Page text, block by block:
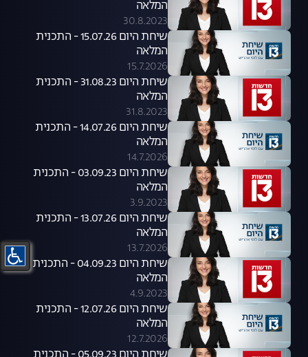
המלאה
30.8.2023
שיחת היום 15.07.26 - התכנית
המלאה
15.7.2026
שיחת היום 31.08.23 - התכנית
המלאה
31.8.2023
שיחת היום 14.07.26 - התכנית
המלאה
14.7.2026
שיחת היום 03.09.23 - התכנית
המלאה
3.9.2023
שיחת היום 13.07.26 - התכנית
המלאה
13.7.2026
שיחת היום 04.09.23 - התכנית
המלאה
4.9.2023
שיחת היום 12.07.26 - התכנית
המלאה
12.7.2026